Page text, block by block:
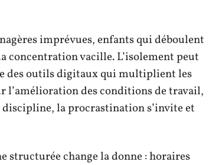
imprévues, enfants qui déboulent
concentration vacille. L’isolement peut
des outils digitaux qui multiplient les
l’amélioration des conditions de travail,
la procrastination s’invite et
change la donne : horaires